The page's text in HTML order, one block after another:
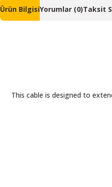
Ürün BilgisiYorumlar (0)Taksit
This cable is designed to